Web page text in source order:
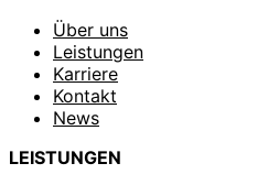
Über uns
Leistungen
Karriere
Kontakt
News
LEISTUNGEN